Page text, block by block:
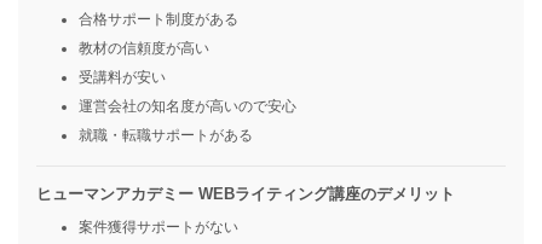
合格サポート制度がある
教材の信頼度が高い
受講料が安い
運営会社の知名度が高いので安心
就職・転職サポートがある
ヒューマンアカデミー WEBライティング講座のデメリット
案件獲得サポートがない